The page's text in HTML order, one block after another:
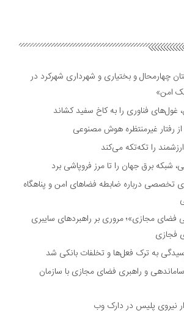
چهارمحال و بختیاری و شهرداری شهرکرد در
امن»
فناوری را به کاخ سفید کشاند
رفتار غیرمنتظره هوش مصنوعی
را تکه‌تکه می‌کند
برق جهان را تا مرز فروپاشی برد
تخصصی درباره ضابطه فضا‌های امن و پناهگاه
فضای مجازی»؛ مروری بر راهبرد‌های سایبری
فجازی
به ترک فعل‌ها و تخلفات بانکی شد
و راهبری فضای مجازی با سازمان